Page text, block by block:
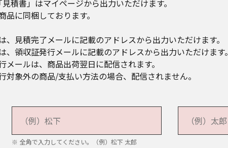
ただいた各種サービスの運営、提供のため
債権回収、不正利用防止対応のため
抽選、結果連絡、景品等の発送のため
客様からのお問合せ、ご相談、修理、アフターサービス、バ
ンユーザー登録等への対応、確認およびその記録のため
のサービス上での広告やコンテンツの掲示・配信、電子メー
案、お買い得情報、アフターサービス（修理、サポート、
ェア、催物、その他）等の提案や情報を提供するため
マイページの提供のため
セル並びに返品の案内を行うため
積書」はマイページから出力いただけます。
梱しております。
見積完了メールに記載のアドレスから出力いただけます。
行メールに記載のアドレスから出力いただけます。
商品出荷翌日に配信されます。
品/支払い方法の場合、配信されません。
全角で入力してください。（例）松下 太郎